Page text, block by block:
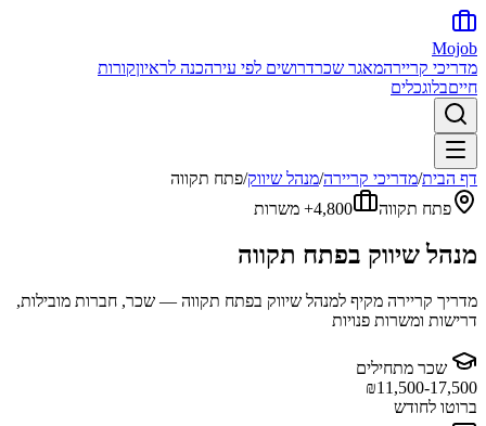
Mojob
מדריכי קריירהמאגר שכרדרושים לפי עירהכנה לראיוןקורות
חייםבלוגכלים
דף הבית/מדריכי קריירה/מנהל שיווק/פתח תקווה
פתח תקווה
4,800+ משרות
מנהל שיווק בפתח תקווה
מדריך קריירה מקיף למנהל שיווק בפתח תקווה — שכר, חברות מובילות,
דרישות ומשרות פנויות
שכר מתחילים
₪11,500-17,500
ברוטו לחודש